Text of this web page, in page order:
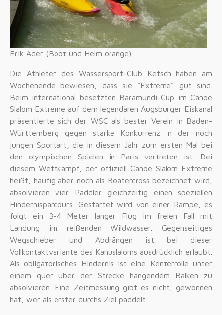
Erik Ader (Boot und Helm orange)
Die Athleten des Wassersport-Club Ketsch haben am
Wochenende bewiesen, dass sie “Extreme” gut sind.
Beim international besetzten Baramundi-Cup im Canoe
Slalom Extreme auf dem legendären Augsburger Eiskanal
präsentierte sich der WSC als bester Verein in Baden-
Württemberg gegen starke Konkurrenz in der noch
jungen Sportart, die in diesem Jahr zum ersten Mal bei
den olympischen Spielen in Paris vertreten ist. Bei
diesem Wettkampf, der offiziell Canoe Slalom Extreme
heißt, häufig aber noch als Boatercross bezeichnet wird,
absolvieren vier Paddler gleichzeitig einen speziellen
Hindernisparcours. Gestartet wird von einer Rampe, es
folgt ein 3-4 Meter langer Flug im freien Fall mit
Landung im reißenden Wildwasser. Gegenseitiges
Wegschieben und Abdrängen ist bei dieser
Vollkontaktvariante des Kanuslaloms ausdrücklich erlaubt.
Als obligatorisches Hindernis ist eine Kenterrolle unter
einem quer über der Strecke hängendem Balken zu
absolvieren. Eine Zeitmessung gibt es nicht, gewonnen
hat, wer als erster durchs Ziel paddelt.